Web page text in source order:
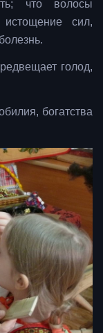
что волосы
сил,
голод,
богатства